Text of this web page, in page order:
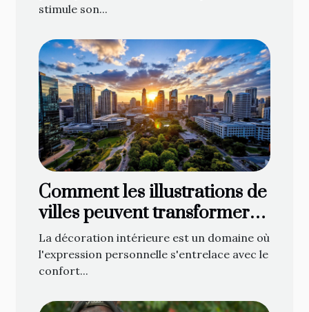
stimule son...
Comment les illustrations de
villes peuvent transformer
votre décoration intérieure
La décoration intérieure est un domaine où
l'expression personnelle s'entrelace avec le
confort...